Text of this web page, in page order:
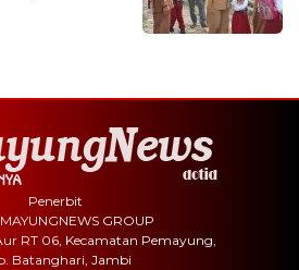
Penerbit
GROUP
RT 06, Kecamatan Pemayung,
Batanghari, Jambi